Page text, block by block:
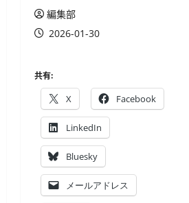
編集部
2026-01-30
共有:
X Facebook
LinkedIn
Bluesky
メールアドレス